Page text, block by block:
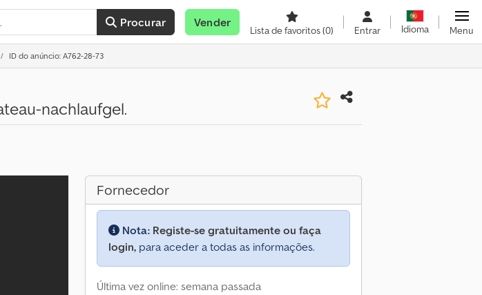
Procurar Vender
Lista de favoritos(0) Entrar Idioma Menu
ID do anúncio: A762-28-73
nachlaufgel.
Fornecedor
Nota: Registe-se gratuitamente ou faça
login, para aceder a todas as informações.
Última vez online: semana passada